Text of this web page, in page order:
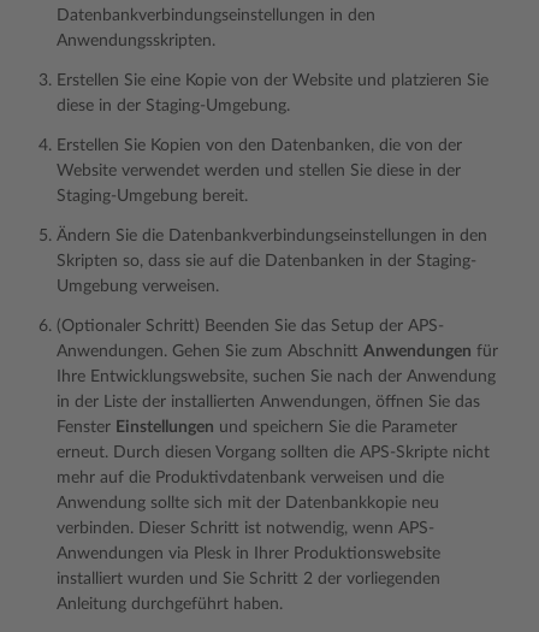
Datenbankverbindungseinstellungen in den
Anwendungsskripten.
Erstellen Sie eine Kopie von der Website und platzieren Sie
diese in der Staging-Umgebung.
Erstellen Sie Kopien von den Datenbanken, die von der
Website verwendet werden und stellen Sie diese in der
Staging-Umgebung bereit.
Ändern Sie die Datenbankverbindungseinstellungen in den
Skripten so, dass sie auf die Datenbanken in der Staging-
Umgebung verweisen.
(Optionaler Schritt) Beenden Sie das Setup der APS-
Anwendungen. Gehen Sie zum Abschnitt Anwendungen für
Ihre Entwicklungswebsite, suchen Sie nach der Anwendung
in der Liste der installierten Anwendungen, öffnen Sie das
Fenster Einstellungen und speichern Sie die Parameter
erneut. Durch diesen Vorgang sollten die APS-Skripte nicht
mehr auf die Produktivdatenbank verweisen und die
Anwendung sollte sich mit der Datenbankkopie neu
verbinden. Dieser Schritt ist notwendig, wenn APS-
Anwendungen via Plesk in Ihrer Produktionswebsite
installiert wurden und Sie Schritt 2 der vorliegenden
Anleitung durchgeführt haben.